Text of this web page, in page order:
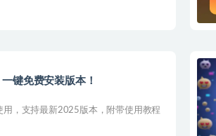
键免费安装版本！
，支持最新2025版本，附带使用教程